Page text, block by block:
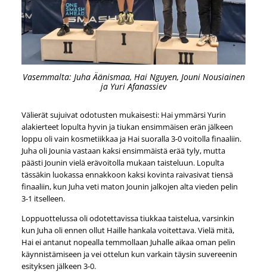
Vasemmalta: Juha Äänismaa, Hai Nguyen, Jouni Nousiainen
ja Yuri Afanassiev
Välierät sujuivat odotusten mukaisesti: Hai ymmärsi Yurin
alakierteet lopulta hyvin ja tiukan ensimmäisen erän jälkeen
loppu oli vain kosmetiikkaa ja Hai suoralla 3-0 voitolla finaaliin.
Juha oli Jounia vastaan kaksi ensimmäistä erää tyly, mutta
päästi Jounin vielä erävoitolla mukaan taisteluun. Lopulta
tässäkin luokassa ennakkoon kaksi kovinta raivasivat tiensä
finaaliin, kun Juha veti maton Jounin jalkojen alta vieden pelin
3-1 itselleen.
Loppuottelussa oli odotettavissa tiukkaa taistelua, varsinkin
kun Juha oli ennen ollut Haille hankala voitettava. Vielä mitä,
Hai ei antanut nopealla temmollaan Juhalle aikaa oman pelin
käynnistämiseen ja vei ottelun kun varkain täysin suvereenin
esityksen jälkeen 3-0.